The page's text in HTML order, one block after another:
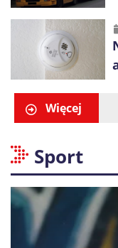
Więcej
Sport